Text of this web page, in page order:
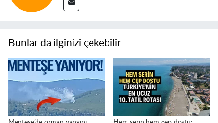
Bunlar da ilginizi çekebilir